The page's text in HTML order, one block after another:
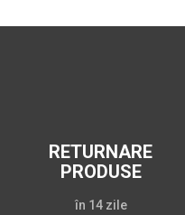
RETURNARE
PRODUSE
în 14 zile